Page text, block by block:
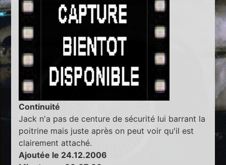
Continuité
Jack n'a pas de centure de sécurité lui barrant la
poitrine mais juste après on peut voir qu'il est
clairement attaché.
Ajoutée le 24.12.2006